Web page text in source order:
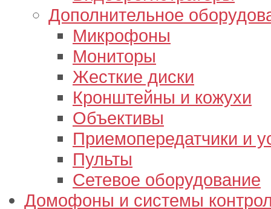
Дополнительное
Микрофоны
Мониторы
Жесткие диски
Кронштейны и кожухи
Объективы
Приемопередатчики и
Пульты
Сетевое оборудование
Домофоны и системы